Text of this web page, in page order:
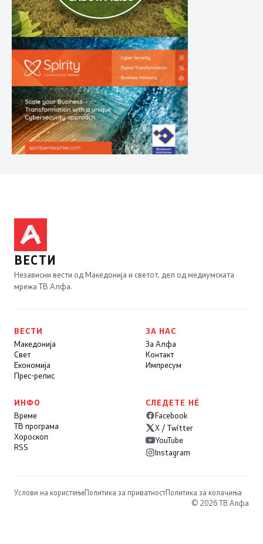
ВЕСТИ
Независни вести од Македонија и светот, дел од медиумската
мрежа ТВ Алфа.
ВЕСТИ
Македонија
Свет
Економија
Прес-релис
ЗА НАС
За Алфа
Контакт
Импресум
ИНФО
Време
ТВ програма
Хороскоп
RSS
СЛЕДЕТЕ НÉ
Facebook
X / Twitter
YouTube
Instagram
Услови на користењеПолитика за приватностПолитика за колачиња
© 2026 ТВ Алфа